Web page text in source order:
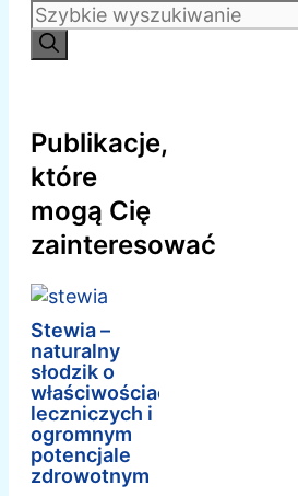
Publikacje,
które
mogą Cię
zainteresować
Stewia –
naturalny
słodzik o
właściwościach
leczniczych i
ogromnym
potencjale
zdrowotnym